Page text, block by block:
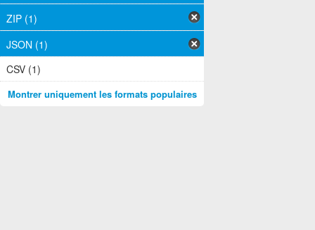
ZIP (1)
JSON (1)
CSV (1)
Montrer uniquement les formats populaires